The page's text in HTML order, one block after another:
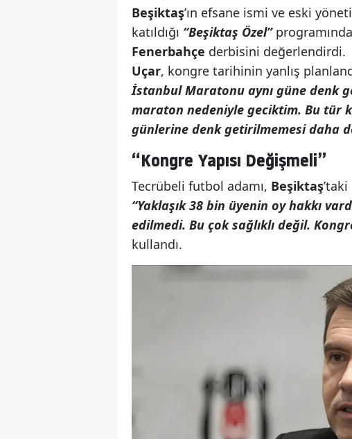
Beşiktaş’ın efsane ismi ve eski
katıldığı “Beşiktaş Özel”
Fenerbahçe derbisini değerlendirdi.
Uçar, kongre tarihinin yanlış
İstanbul Maratonu aynı güne denk
maraton nedeniyle geciktim. Bu tür
günlerine denk getirilmemesi daha
“Kongre Yapısı Değişmeli”
Tecrübeli futbol adamı, Beşiktaş
“Yaklaşık 38 bin üyenin oy hakkı
edilmedi. Bu çok sağlıklı değil.
kullandı.